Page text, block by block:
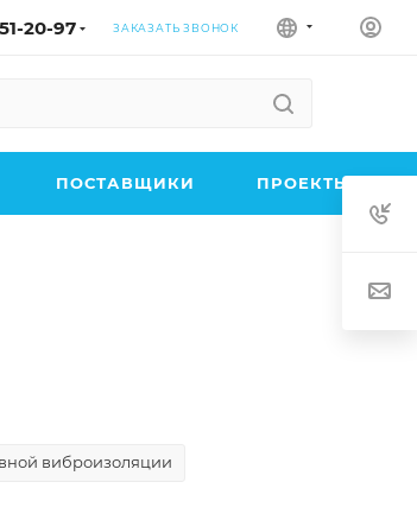
20-97 ЗАКАЗАТЬ ЗВОНОК
ПОСТАВЩИКИ ПРОЕКТЫ
виброизоляции